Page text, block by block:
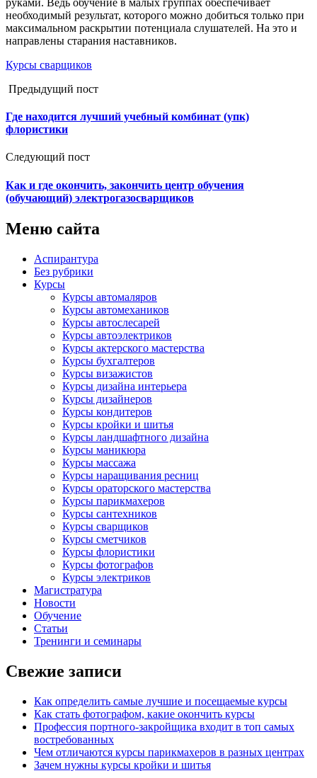
необходимый результат, которого можно добиться только при
максимальном раскрытии потенциала слушателей. На это и
направлены старания наставников.
Курсы сварщиков
Предыдущий пост
Где находится лучший учебный комбинат (упк)
флористики
Следующий пост
Как и где окончить, закончить центр обучения
(обучающий) электрогазосварщиков
Меню сайта
Аспирантура
Без рубрики
Курсы
Курсы автомаляров
Курсы автомехаников
Курсы автослесарей
Курсы автоэлектриков
Курсы актерского мастерства
Курсы бухгалтеров
Курсы визажистов
Курсы дизайна интерьера
Курсы дизайнеров
Курсы кондитеров
Курсы кройки и шитья
Курсы ландшафтного дизайна
Курсы маникюра
Курсы массажа
Курсы наращивания ресниц
Курсы ораторского мастерства
Курсы парикмахеров
Курсы сантехников
Курсы сварщиков
Курсы сметчиков
Курсы флористики
Курсы фотографов
Курсы электриков
Магистратура
Новости
Обучение
Статьи
Тренинги и семинары
Свежие записи
Как определить самые лучшие и посещаемые курсы
Как стать фотографом, какие окончить курсы
Профессия портного-закройщика входит в топ самых
востребованных
Чем отличаются курсы парикмахеров в разных центрах
Зачем нужны курсы кройки и шитья